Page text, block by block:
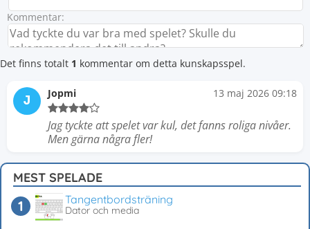
Kommentar:
Det finns totalt 1 kommentar om detta kunskapsspel.
J Jopmi 13 maj 2026 09:18
Jag tyckte att spelet var kul, det fanns roliga nivåer.
Men gärna några fler!
MEST SPELADE
Tangentbordsträning
Dator och media